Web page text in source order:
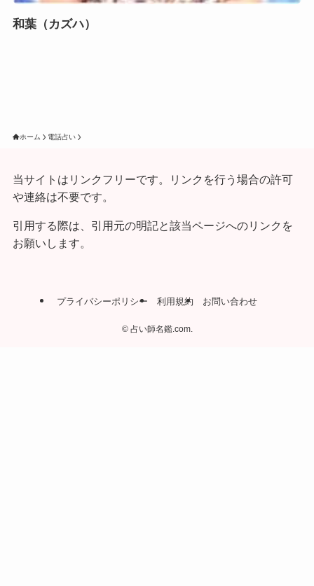
和葉（カズハ）
ホーム 電話占い
当サイトはリンクフリーです。リンクを行う場合の許可
や連絡は不要です。
引用する際は、引用元の明記と該当ページへのリンクを
お願いします。
プライバシーポリシー 利用規約 お問い合わせ
©占い師名鑑.com.